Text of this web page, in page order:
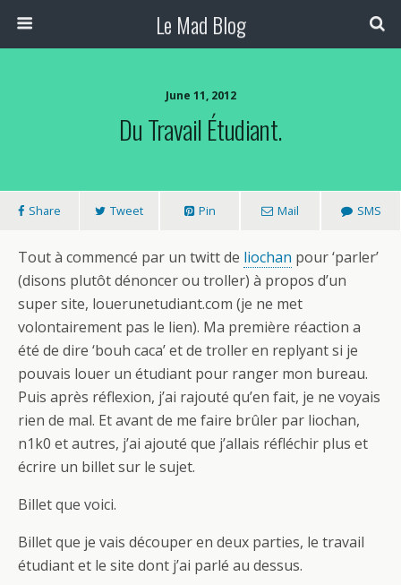
Le Mad Blog
June 11, 2012
Du Travail Étudiant.
Share Tweet Pin Mail SMS
Tout à commencé par un twitt de liochan pour ‘parler’
(disons plutôt dénoncer ou troller) à propos d’un
super site, louerunetudiant.com (je ne met
volontairement pas le lien). Ma première réaction a
été de dire ‘bouh caca’ et de troller en replyant si je
pouvais louer un étudiant pour ranger mon bureau.
Puis après réflexion, j’ai rajouté qu’en fait, je ne voyais
rien de mal. Et avant de me faire brûler par liochan,
n1k0 et autres, j’ai ajouté que j’allais réfléchir plus et
écrire un billet sur le sujet.
Billet que voici.
Billet que je vais découper en deux parties, le travail
étudiant et le site dont j’ai parlé au dessus.